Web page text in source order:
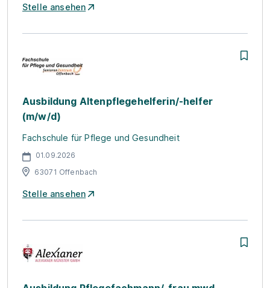
Stelle ansehen
Ausbildung Altenpflegehelferin/-helfer
(m/w/d)
Fachschule für Pflege und Gesundheit
01.09.2026
63071 Offenbach
Stelle ansehen